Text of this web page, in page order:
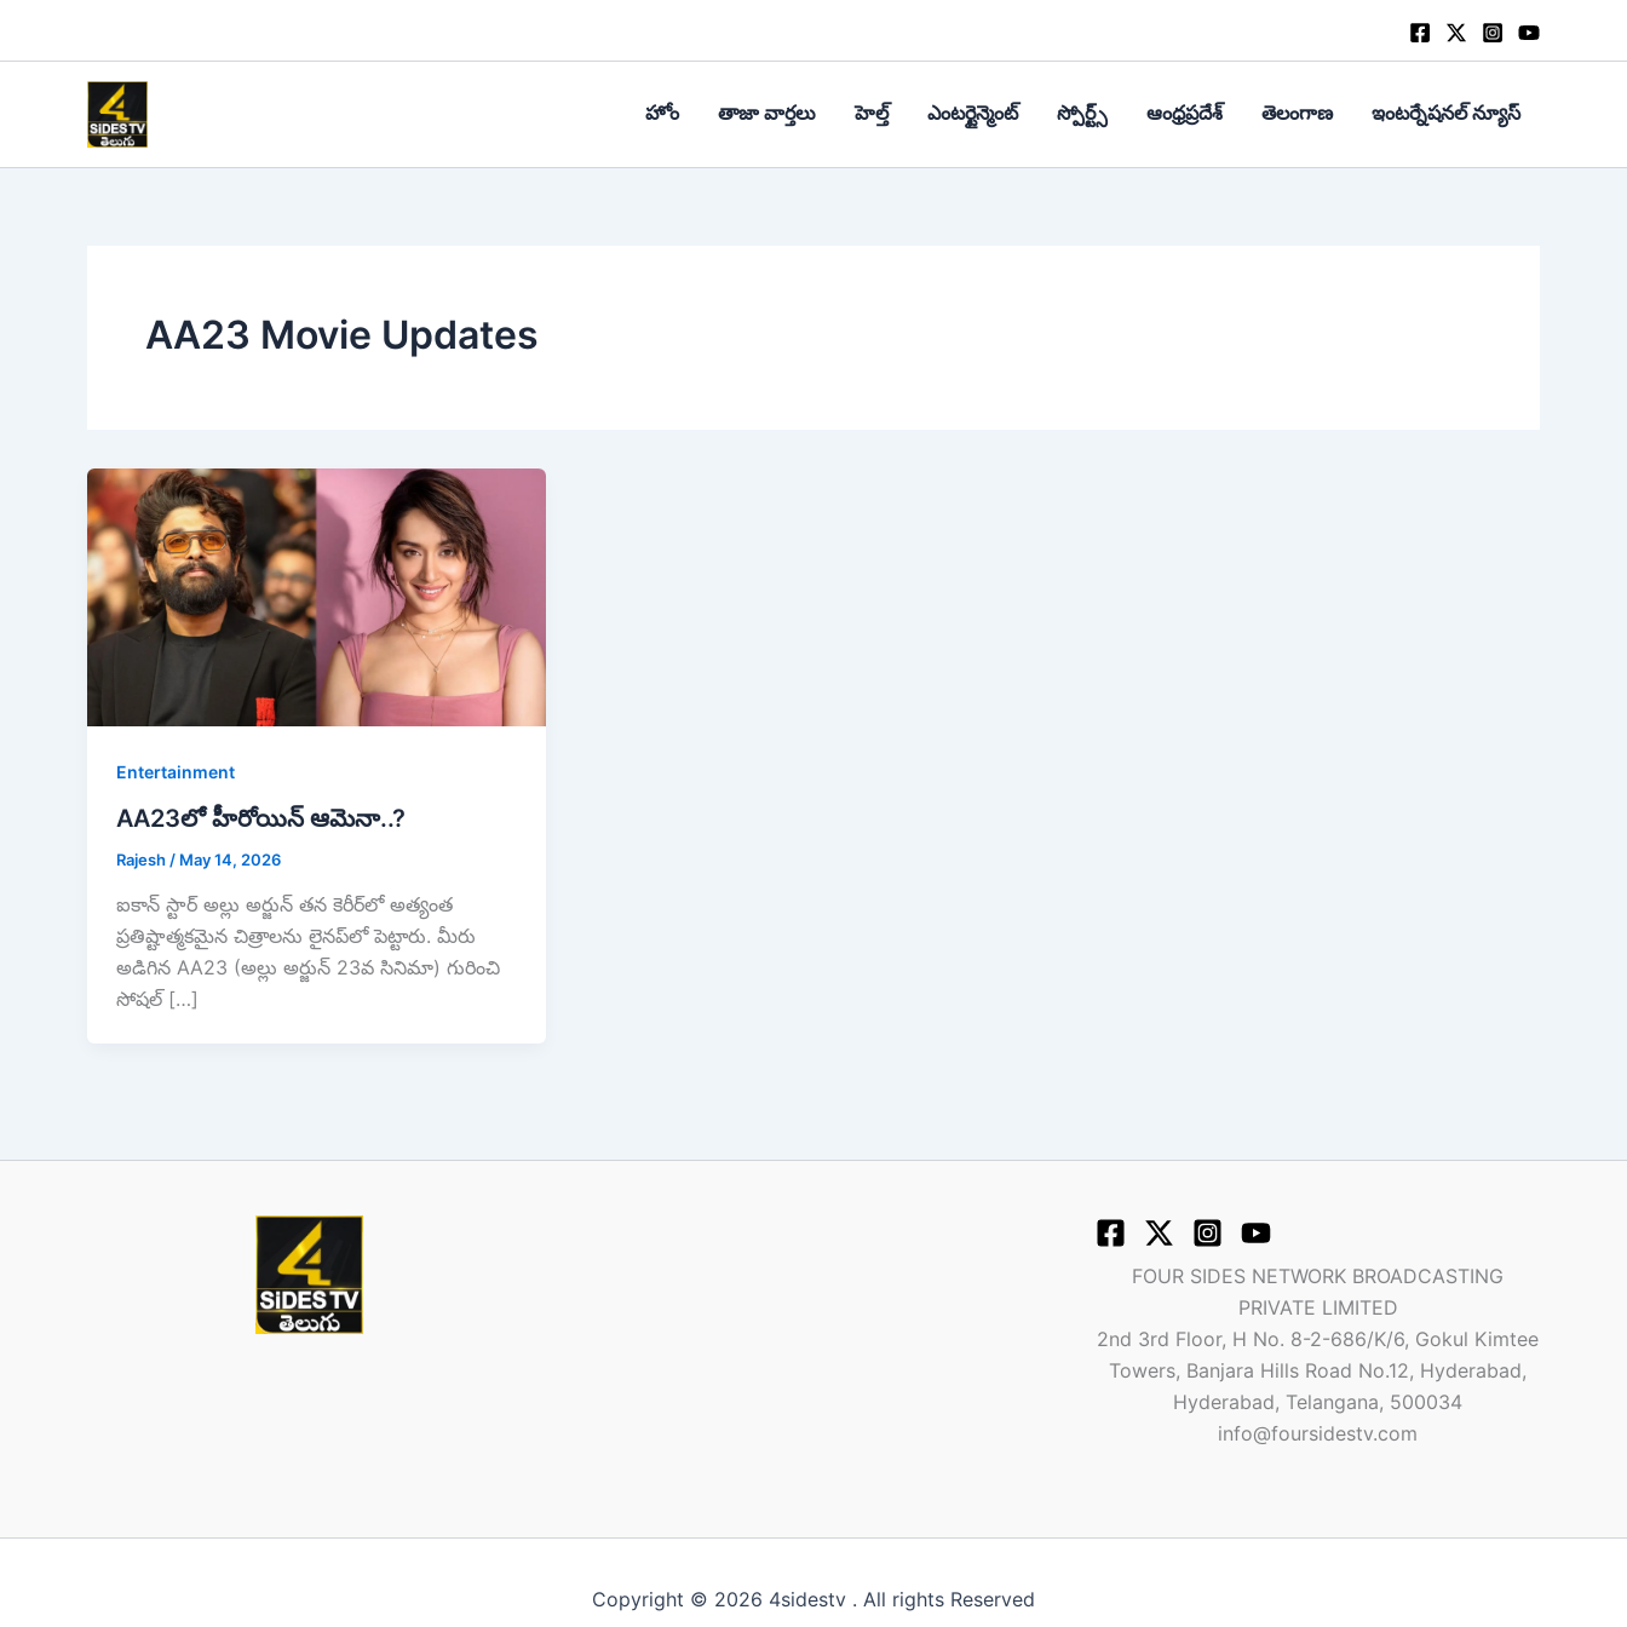
హోం తాజా వార్తలు హెల్త్‌ ఎంటర్టైన్మెంట్ స్పోర్ట్స్ ఆంధ్రప్రదేశ్ తెలంగాణ ఇంటర్నేషనల్ న్యూస్
AA23 Movie Updates
Entertainment
AA23లో హీరోయిన్ ఆమెనా..?
Rajesh / May 14, 2026
ఐకాన్ స్టార్ అల్లు అర్జున్ తన కెరీర్‌లో అత్యంత
ప్రతిష్టాత్మకమైన చిత్రాలను లైనప్‌లో పెట్టారు. మీరు
అడిగిన AA23 (అల్లు అర్జున్ 23వ సినిమా) గురించి
సోషల్ […]
FOUR SIDES NETWORK BROADCASTING
PRIVATE LIMITED
2nd 3rd Floor, H No. 8-2-686/K/6, Gokul Kimtee
Towers, Banjara Hills Road No.12, Hyderabad,
Hyderabad, Telangana, 500034
info@foursidestv.com
Copyright © 2026 4sidestv . All rights Reserved